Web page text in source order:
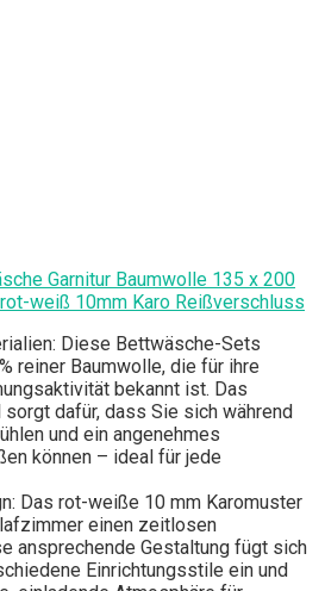
Garnitur Baumwolle 135 x 200
weiß 10mm Karo Reißverschluss
Diese Bettwäsche-Sets
reiner Baumwolle, die für ihre
bekannt ist. Das
dafür, dass Sie sich während
und ein angenehmes
können – ideal für jede
Das rot-weiße 10 mm Karomuster
einen zeitlosen
ansprechende Gestaltung fügt sich
Einrichtungsstile ein und